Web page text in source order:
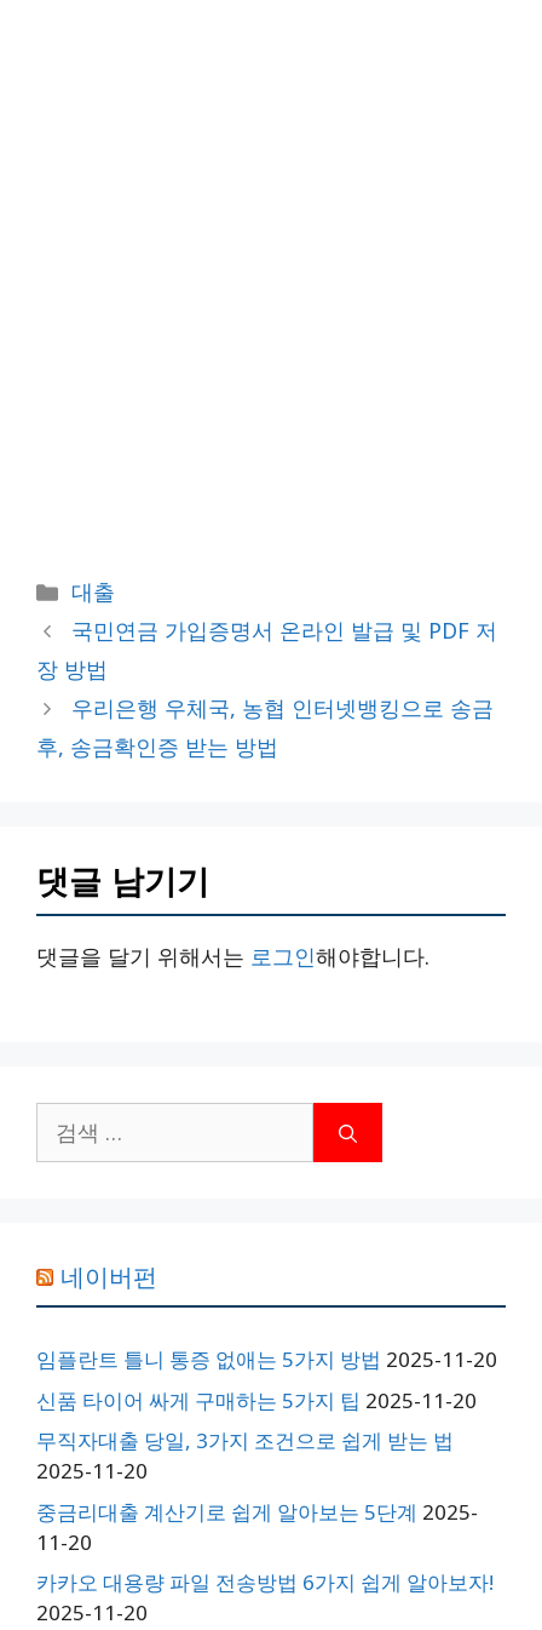
카
테
고
리
대출
국민연금 가입증명서 온라인 발급 및 PDF 저
장 방법
우리은행 우체국, 농협 인터넷뱅킹으로 송금
후, 송금확인증 받는 방법
댓글 남기기
댓글을 달기 위해서는 로그인해야합니다.
색:
네이버펀
임플란트 틀니 통증 없애는 5가지 방법 2025-11-20
신품 타이어 싸게 구매하는 5가지 팁 2025-11-20
무직자대출 당일, 3가지 조건으로 쉽게 받는 법
2025-11-20
중금리대출 계산기로 쉽게 알아보는 5단계 2025-
11-20
카카오 대용량 파일 전송방법 6가지 쉽게 알아보자!
2025-11-20